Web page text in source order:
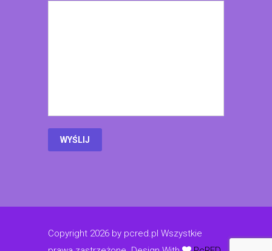
Copyright 2026 by pcred.pl Wszystkie